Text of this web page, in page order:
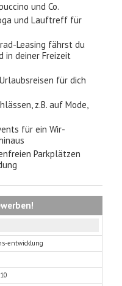
und Co.
und Lauftreff für
Leasing fährst du
in deiner Freizeit
für dich
z.B. auf Mode,
für ein Wir-
Parkplätzen
entwicklung